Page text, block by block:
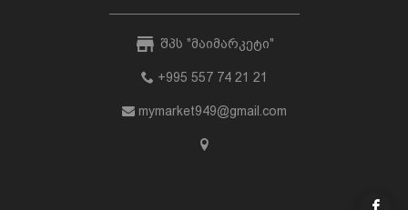
შპს "მაიმარკეტი"
+995 557 74 21 21
mymarket949@gmail.com